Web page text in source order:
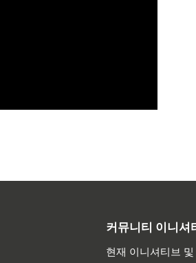
커뮤니티 이니셔
현재 이니셔티브